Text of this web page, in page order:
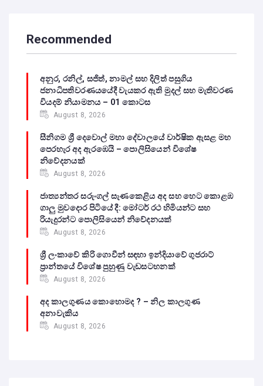
Recommended
අනුර, රනිල්, සජිත්, නාමල් සහ දිලිත් පසුගිය
ජනාධිපතිවරණයයේදී වැයකර ඇති මුදල් සහ මැතිවරණ
වියදම් නියාමනය – 01 කොටස
August 8, 2026
සීනිගම ශ්‍රී දෙවොල් මහා දේවාලයේ වාර්ෂික ඇසළ මහ
පෙරහැර අද ඇරඹෙයි – පොලිසියෙන් විශේෂ
නිවේදනයක්
August 8, 2026
ජාත්‍යන්තර සරුංගල් සැණකෙළිය අද සහ හෙට කොළඹ
ගාලු මුවදොර පිටියේ දී: මෝටර් රථ හිමියන්ට සහ
රියැදුරන්ට පොලිසියෙන් නිවේදනයක්
August 8, 2026
ශ්‍රී ලංකාවේ කිරි ගොවීන් සඳහා ඉන්දියාවේ ගුජරාට්
ප්‍රාන්තයේ විශේෂ පුහුණු වැඩසටහනක්
August 8, 2026
අද කාලගුණය කොහොමද ? – නිල කාලගුණ
අනාවැකිය
August 8, 2026